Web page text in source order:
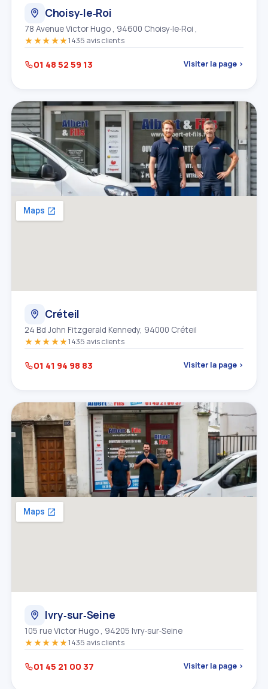
Choisy‑le‑Roi
78 Avenue Victor Hugo , 94600 Choisy‑le‑Roi ,
★★★★★1435 avis clients
01 48 52 59 13 Visiter la page ›
Créteil
24 Bd John Fitzgerald Kennedy, 94000 Créteil
★★★★★1435 avis clients
01 41 94 98 83 Visiter la page ›
Ivry‑sur‑Seine
105 rue Victor Hugo , 94205 Ivry‑sur‑Seine
★★★★★1435 avis clients
01 45 21 00 37 Visiter la page ›